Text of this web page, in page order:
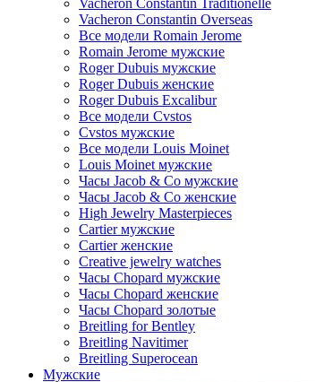
Vacheron Constantin Traditionelle
Vacheron Constantin Overseas
Все модели Romain Jerome
Romain Jerome мужские
Roger Dubuis мужские
Roger Dubuis женские
Roger Dubuis Excalibur
Все модели Cvstos
Cvstos мужские
Все модели Louis Moinet
Louis Moinet мужские
Часы Jacob & Co мужские
Часы Jacob & Co женские
High Jewelry Masterpieces
Cartier мужские
Cartier женские
Creative jewelry watches
Часы Chopard мужские
Часы Сhopard женские
Часы Сhopard золотые
Breitling for Bentley
Breitling Navitimer
Breitling Superocean
Мужские